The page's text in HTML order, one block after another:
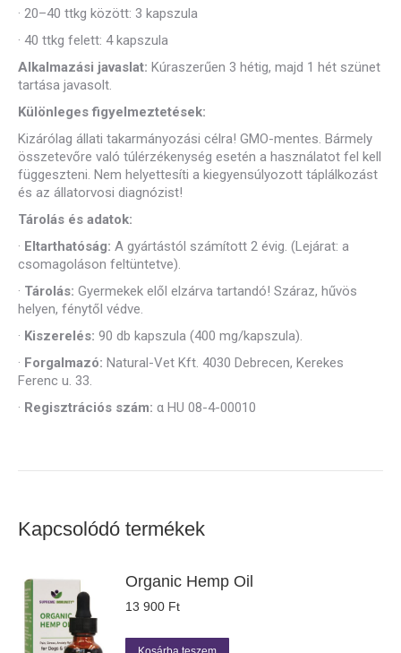
· 20–40 ttkg között: 3 kapszula
· 40 ttkg felett: 4 kapszula
Alkalmazási javaslat: Kúraszerűen 3 hétig, majd 1 hét szünet
tartása javasolt.
Különleges figyelmeztetések:
Kizárólag állati takarmányozási célra! GMO-mentes. Bármely
összetevőre való túlérzékenység esetén a használatot fel kell
függeszteni. Nem helyettesíti a kiegyensúlyozott táplálkozást
és az állatorvosi diagnózist!
Tárolás és adatok:
· Eltarthatóság: A gyártástól számított 2 évig. (Lejárat: a
csomagoláson feltüntetve).
· Tárolás: Gyermekek elől elzárva tartandó! Száraz, hűvös
helyen, fénytől védve.
· Kiszerelés: 90 db kapszula (400 mg/kapszula).
· Forgalmazó: Natural-Vet Kft. 4030 Debrecen, Kerekes
Ferenc u. 33.
· Regisztrációs szám: α HU 08-4-00010
Kapcsolódó termékek
Organic Hemp Oil
13 900 Ft